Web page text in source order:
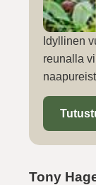
Idyllinen
reunalla
Tony